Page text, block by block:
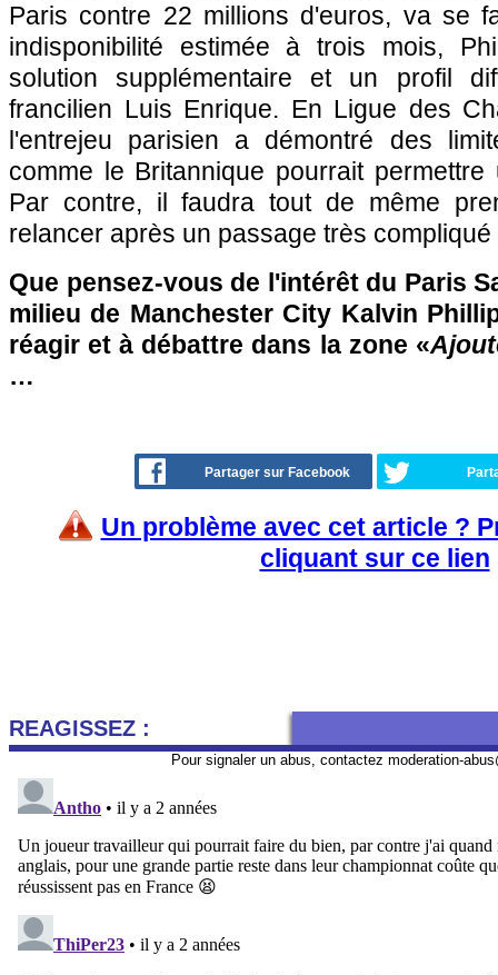
Paris contre 22 millions d'euros, va se
indisponibilité estimée à trois mois,
solution supplémentaire et un profil
francilien Luis Enrique. En Ligue des
l'entrejeu parisien a démontré des
comme le Britannique pourrait
Par contre, il faudra tout de même
relancer après un passage très
Que pensez-vous de l'intérêt du Paris
milieu de Manchester City Kalvin
réagir et à débattre dans la zone «
…
Partager sur Facebook
Un problème avec cet article ?
cliquant sur ce lien
REAGISSEZ :
Pour signaler un abus, contactez moderation-